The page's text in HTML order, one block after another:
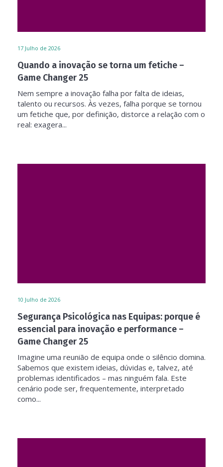
17 Julho de 2026
Quando a inovação se torna um fetiche –
Game Changer 25
Nem sempre a inovação falha por falta de ideias,
talento ou recursos. Às vezes, falha porque se tornou
um fetiche que, por definição, distorce a relação com o
real: exagera...
10 Julho de 2026
Segurança Psicológica nas Equipas: porque é
essencial para inovação e performance –
Game Changer 25
Imagine uma reunião de equipa onde o silêncio domina.
Sabemos que existem ideias, dúvidas e, talvez, até
problemas identificados – mas ninguém fala. Este
cenário pode ser, frequentemente, interpretado
como...